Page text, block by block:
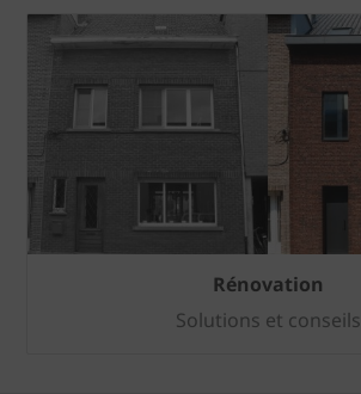
Rénovation
Solutions et conseils